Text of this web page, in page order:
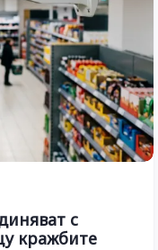
с
кражбите